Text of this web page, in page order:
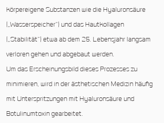
körpereigene Substanzen wie die Hyaluronsäure
(„Wasserspeicher“) und das Hautkollagen
(„Stabilität“) etwa ab dem 25. Lebensjahr langsam
verloren gehen und abgebaut werden.
Um das Erscheinungsbild dieses Prozesses zu
minimieren, wird in der ästhetischen Medizin häufig
mit Unterspritzungen mit Hyaluronsäure und
Botulinumtoxin gearbeitet.